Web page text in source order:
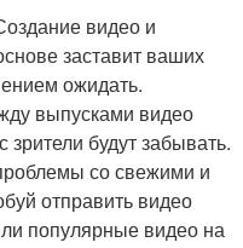
видео и
заставит ваших
ожидать.
выпусками видео
зрители будут забывать.
со свежими и
отправить видео
популярные видео на